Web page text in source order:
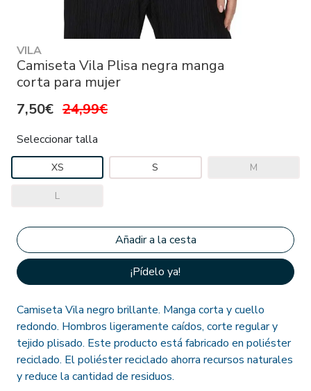
VILA
Camiseta Vila Plisa negra manga
corta para mujer
7,50€ 24,99€
Seleccionar talla
XS S M
L
¡Pídelo ya!
Camiseta Vila negro brillante. Manga corta y cuello
redondo. Hombros ligeramente caídos, corte regular y
tejido plisado. Este producto está fabricado en poliéster
reciclado. El poliéster reciclado ahorra recursos naturales
y reduce la cantidad de residuos.